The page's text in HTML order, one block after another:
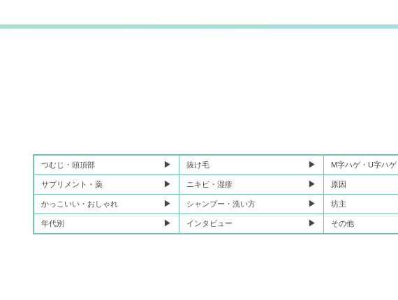
つむじ・頭頂部 抜け毛 M字ハゲ・U字ハゲ
サプリメント・薬 ニキビ・湿疹 原因
かっこいい・おしゃれ シャンプー・洗い方 坊主
年代別 インタビュー その他